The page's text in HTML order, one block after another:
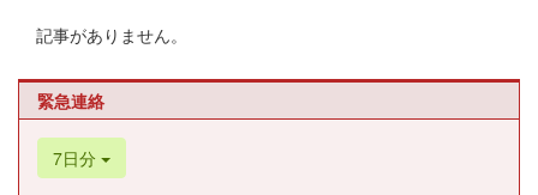
記事がありません。
緊急連絡
7日分